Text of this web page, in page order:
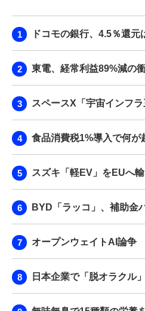
BPaaS
ドコモの銀行、4.5％還元
東電、経常利益89%減の
スペースX「宇宙インフ
食品消費税1%導入で何が
スズキ「軽EV」をEUへ
BYD「ラッコ」、補助金
オープンウェイトAI論争
日本企業で「脱オラクル